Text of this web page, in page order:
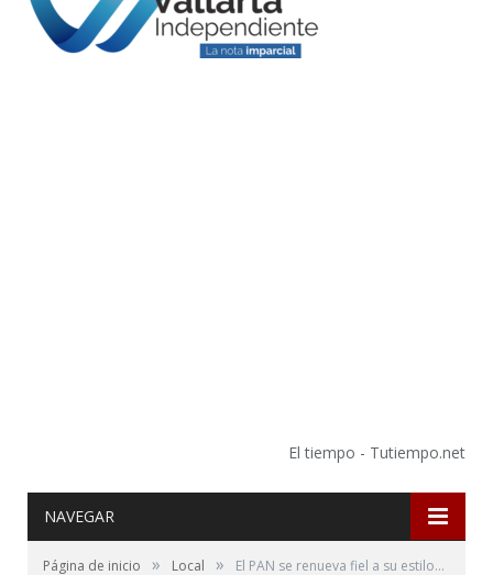
El tiempo - Tutiempo.net
NAVEGAR
Página de inicio » Local »
El PAN se renueva fiel a su estilo…